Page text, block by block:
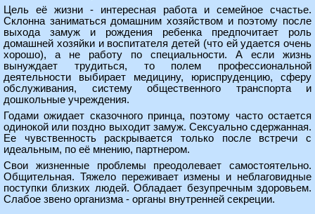
Цель её жизни - интересная работа и семейное счастье.
Склонна заниматься домашним хозяйством и поэтому после
выхода замуж и рождения ребенка предпочитает роль
домашней хозяйки и воспитателя детей (что ей удается очень
хорошо), а не работу по специальности. А если жизнь
вынуждает трудиться, то полем профессиональной
деятельности выбирает медицину, юриспруденцию, сферу
обслуживания, систему общественного транспорта и
дошкольные учреждения.
Годами ожидает сказочного принца, поэтому часто остается
одинокой или поздно выходит замуж. Сексуально сдержанная.
Ее чувственность раскрывается только после встречи с
идеальным, по её мнению, партнером.
Свои жизненные проблемы преодолевает самостоятельно.
Общительная. Тяжело переживает измены и неблаговидные
поступки близких людей. Обладает безупречным здоровьем.
Слабое звено организма - органы внутренней секреции.